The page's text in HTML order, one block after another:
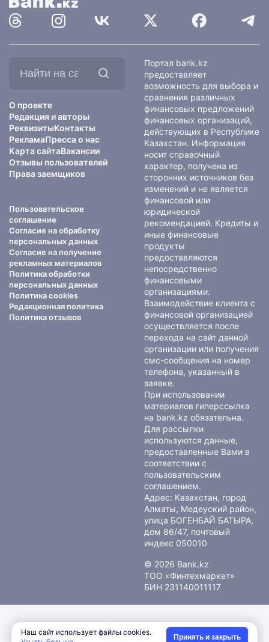
О проекте
Редакция и авторы
РеквизитыКонтакты
РекламаПресса о нас
Карта сайтаВакансии
Отзывы пользователей
Права заемщиков
Пользовательское
соглашение
Согласие на обработку
персональных данных
Согласие на получение
рекламных материалов
Политика обработки
персональных данных
Политика cookies
Редакционная политика
Политика отзывов
Портал bank.kz
предоставляет
возможность для выбора и
сравнения различных
финансовых предложений
финансовых организаций,
действующих в Республике
Казахстан. Информация
носит справочный
характер, получена из
сторонних источников без
изменений и не является
финансовой или
юридической
рекомендацией. Кредиты и
иные финансовые
продукты
предоставляются
непосредственно
финансовыми
организациями.
Взаимодействие клиента с
финансовой организацией
осуществляется после
перехода на сайт данной
организации или получения
смс-сообщения на номер
телефона, указанный в
заявке.
При использовании
материалов гиперссылка
на bank.kz обязательна.
Для рассылки
используются данные,
предоставленные Вами в
соответствии с
пользовательским
соглашением.
Адрес: Казахстан, город
Алматы, Медеуский район,
улица БОГЕНБАЙ БАТЫРА,
дом 86/47, почтовый
индекс 050010
© 2026 Bank.kz
ТОО «Финтехмаркет»
БИН 231140011117
Наш сайт использует файлы cookies.
Принять и закрыть